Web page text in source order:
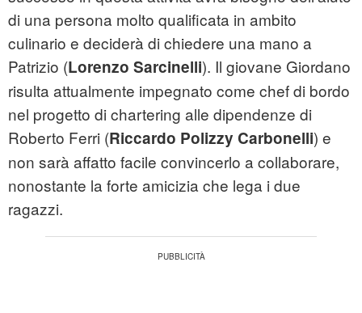
di una persona molto qualificata in ambito
culinario e deciderà di chiedere una mano a
Patrizio (Lorenzo Sarcinelli). Il giovane Giordano
risulta attualmente impegnato come chef di bordo
nel progetto di chartering alle dipendenze di
Roberto Ferri (Riccardo Polizzy Carbonelli) e
non sarà affatto facile convincerlo a collaborare,
nonostante la forte amicizia che lega i due
ragazzi.